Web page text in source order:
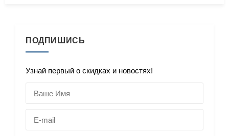
ПОДПИШИСЬ
Узнай первый о скидках и новостях!